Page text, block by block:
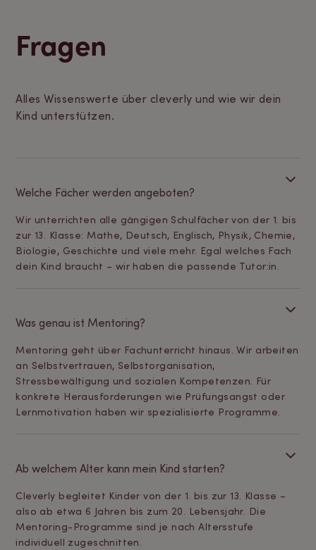
Fragen
Alles Wissenswerte über cleverly und wie wir dein
Kind unterstützen.
Welche Fächer werden angeboten?
Wir unterrichten alle gängigen Schulfächer von der 1. bis
zur 13. Klasse: Mathe, Deutsch, Englisch, Physik, Chemie,
Biologie, Geschichte und viele mehr. Egal welches Fach
dein Kind braucht – wir haben die passende Tutor:in.
Was genau ist Mentoring?
Mentoring geht über Fachunterricht hinaus. Wir arbeiten
an Selbstvertrauen, Selbstorganisation,
Stressbewältigung und sozialen Kompetenzen. Für
konkrete Herausforderungen wie Prüfungsangst oder
Lernmotivation haben wir spezialisierte Programme.
Ab welchem Alter kann mein Kind starten?
Cleverly begleitet Kinder von der 1. bis zur 13. Klasse –
also ab etwa 6 Jahren bis zum 20. Lebensjahr. Die
Mentoring-Programme sind je nach Altersstufe
individuell zugeschnitten.